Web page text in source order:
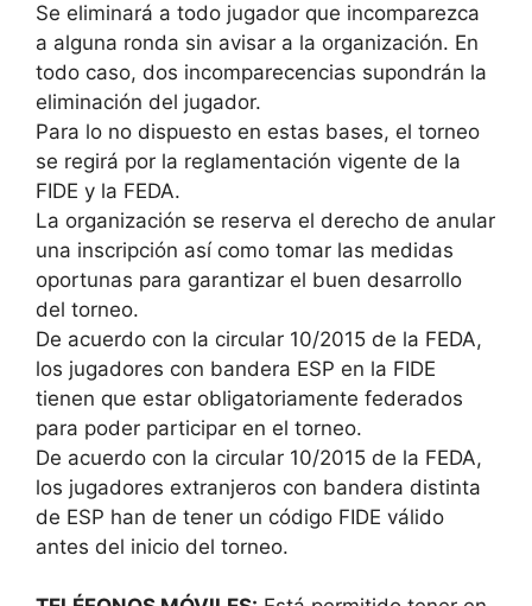
Se eliminará a todo jugador que incomparezca
a alguna ronda sin avisar a la organización. En
todo caso, dos incomparecencias supondrán la
eliminación del jugador.
Para lo no dispuesto en estas bases, el torneo
se regirá por la reglamentación vigente de la
FIDE y la FEDA.
La organización se reserva el derecho de anular
una inscripción así como tomar las medidas
oportunas para garantizar el buen desarrollo
del torneo.
De acuerdo con la circular 10/2015 de la FEDA,
los jugadores con bandera ESP en la FIDE
tienen que estar obligatoriamente federados
para poder participar en el torneo.
De acuerdo con la circular 10/2015 de la FEDA,
los jugadores extranjeros con bandera distinta
de ESP han de tener un código FIDE válido
antes del inicio del torneo.